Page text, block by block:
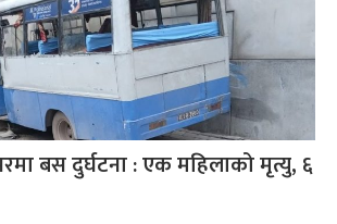
बस दुर्घटना : एक महिलाको मृत्यु, ६